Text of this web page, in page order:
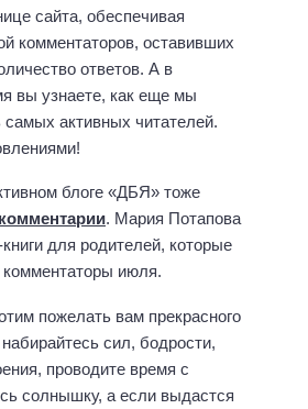
сайта, обеспечивая
комментаторов, оставивших
ответов. А в
вы узнаете, как еще мы
активных читателей.
блоге «ДБЯ» тоже
. Мария Потапова
для родителей, которые
июля.
пожелать вам прекрасного
сил, бодрости,
проводите время с
солнышку, а если выдастся